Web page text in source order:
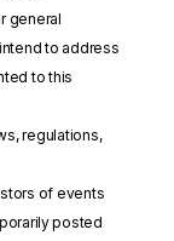
general
to address
to this
regulations,
of events
posted